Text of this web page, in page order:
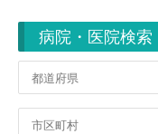
病院・医院検索